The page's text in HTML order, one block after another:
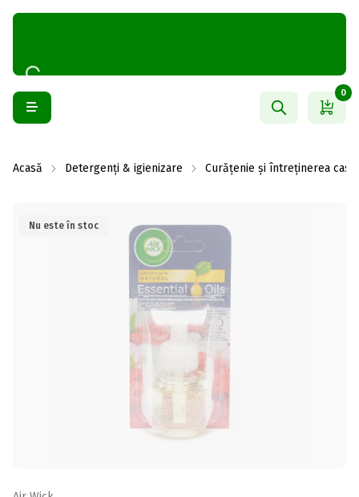
0
Acasă Detergenți & igienizare Curățenie și întreținerea casei
Nu este în stoc